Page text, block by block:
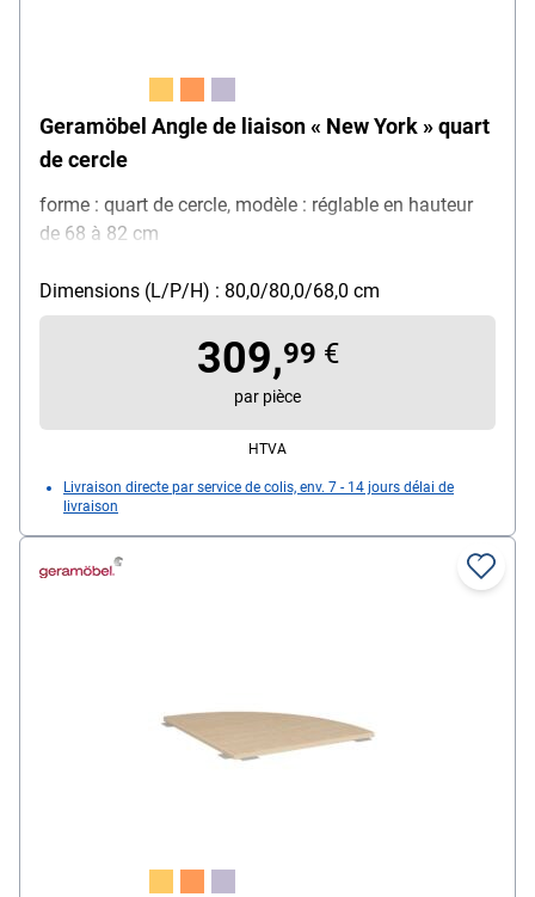
Geramöbel Angle de liaison « New York » quart
de cercle
forme : quart de cercle, modèle : réglable en hauteur
de 68 à 82 cm
Dimensions (L/P/H) : 80,0/80,0/68,0 cm
309,99 €
par pièce
HTVA
Livraison directe par service de colis, env. 7 - 14 jours délai de
livraison